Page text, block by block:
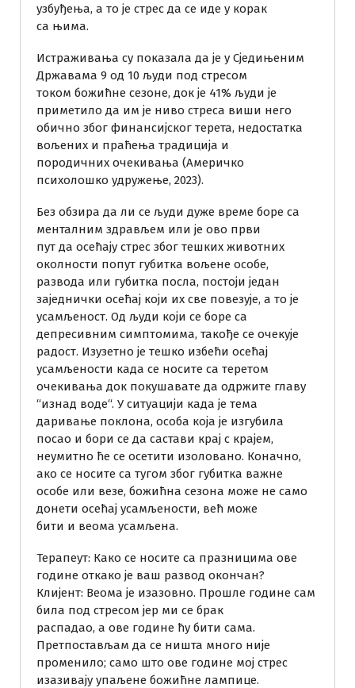
узбуђења, а то је стрес да се иде у корак
са њима.
Истраживања су показала да је у Сједињеним
Државама 9 од 10 људи под стресом
током божићне сезоне, док је 41% људи је
приметило да им је ниво стреса виши него
обично због финансијског терета, недостатка
вољених и праћења традиција и
породичних очекивања (Америчко
психолошко удружење, 2023).
Без обзира да ли се људи дуже време боре са
менталним здрављем или је ово први
пут да осећају стрес због тешких животних
околности попут губитка вољене особе,
развода или губитка посла, постоји један
заједнички осећај који их све повезује, а то је
усамљеност. Од људи који се боре са
депресивним симптомима, такође се очекује
радост. Изузетно је тешко избећи осећај
усамљености када се носите са теретом
очекивања док покушавате да одржите главу
“изнад воде“. У ситуацији када је тема
даривање поклона, особа која је изгубила
посао и бори се да састави крај с крајем,
неумитно ће се осетити изоловано. Коначно,
ако се носите са тугом због губитка важне
особе или везе, божићна сезона може не само
донети осећај усамљености, већ може
бити и веома усамљена.
Терапеут: Како се носите са празницима ове
године откако је ваш развод окончан?
Клијент: Веома је изазовно. Прошле године сам
била под стресом јер ми се брак
распадао, а ове године ћу бити сама.
Претпостављам да се ништа много није
променило; само што ове године мој стрес
изазивају упаљене божићне лампице.